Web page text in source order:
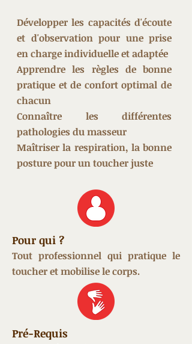
Développer les capacités d'écoute
et d'observation pour une prise
en charge individuelle et adaptée
Apprendre les règles de bonne
pratique et de confort optimal de
chacun
Connaître les différentes
pathologies du masseur
Maîtriser la respiration, la bonne
posture pour un toucher juste
Pour qui ?
Tout professionnel qui pratique le
toucher et mobilise le corps.
Pré-Requis